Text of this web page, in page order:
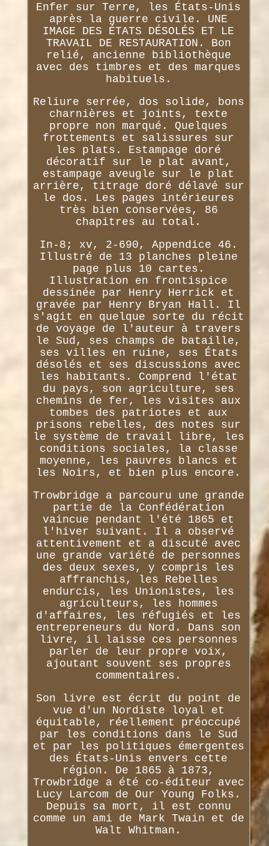
Enfer sur Terre, les États-Unis
après la guerre civile. UNE
IMAGE DES ÉTATS DÉSOLÉS ET LE
TRAVAIL DE RESTAURATION. Bon
relié, ancienne bibliothèque
avec des timbres et des marques
habituels.
Reliure serrée, dos solide, bons
charnières et joints, texte
propre non marqué. Quelques
frottements et salissures sur
les plats. Estampage doré
décoratif sur le plat avant,
estampage aveugle sur le plat
arrière, titrage doré délavé sur
le dos. Les pages intérieures
très bien conservées, 86
chapitres au total.
In-8; xv, 2-690, Appendice 46.
Illustré de 13 planches pleine
page plus 10 cartes.
Illustration en frontispice
dessinée par Henry Herrick et
gravée par Henry Bryan Hall. Il
s'agit en quelque sorte du récit
de voyage de l'auteur à travers
le Sud, ses champs de bataille,
ses villes en ruine, ses États
désolés et ses discussions avec
les habitants. Comprend l'état
du pays, son agriculture, ses
chemins de fer, les visites aux
tombes des patriotes et aux
prisons rebelles, des notes sur
le système de travail libre, les
conditions sociales, la classe
moyenne, les pauvres blancs et
les Noirs, et bien plus encore.
Trowbridge a parcouru une grande
partie de la Confédération
vaincue pendant l'été 1865 et
l'hiver suivant. Il a observé
attentivement et a discuté avec
une grande variété de personnes
des deux sexes, y compris les
affranchis, les Rebelles
endurcis, les Unionistes, les
agriculteurs, les hommes
d'affaires, les réfugiés et les
entrepreneurs du Nord. Dans son
livre, il laisse ces personnes
parler de leur propre voix,
ajoutant souvent ses propres
commentaires.
Son livre est écrit du point de
vue d'un Nordiste loyal et
équitable, réellement préoccupé
par les conditions dans le Sud
et par les politiques émergentes
des États-Unis envers cette
région. De 1865 à 1873,
Trowbridge a été co-éditeur avec
Lucy Larcom de Our Young Folks.
Depuis sa mort, il est connu
comme un ami de Mark Twain et de
Walt Whitman.